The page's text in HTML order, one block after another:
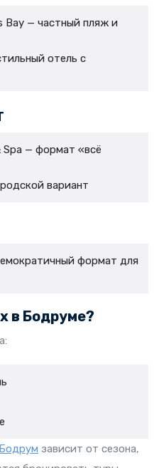
Bay — частный пляж и
отель с
Spa — формат «всё
вариант
формат для
в Бодруме?
зависит от сезона,